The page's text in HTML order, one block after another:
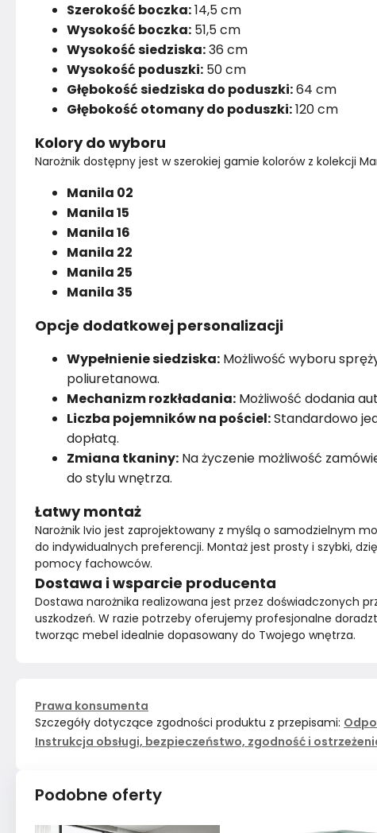
Szerokość boczka:14,5 cm
Wysokość boczka: 51,5 cm
Wysokość siedziska:36 cm
Wysokość poduszki: 50 cm
Głębokość siedziska do poduszki:64 cm
Głębokość otomany do poduszki:120 cm
Kolory do wyboru
Narożnik dostępny jest w szerokiej gamie kolorów z kolekcji
Manila 02
Manila 15
Manila 16
Manila 22
Manila 25
Manila 35
Opcje dodatkowej personalizacji
Wypełnienie siedziska: Możliwość wyboru
poliuretanowa.
Mechanizm rozkładania: Możliwość dodania
Liczba pojemników na pościel:Standardowo
dopłatą.
Zmiana tkaniny: Na życzenie możliwość
do stylu wnętrza.
Łatwy montaż
Narożnik Ivio jest zaprojektowany z myślą o samodzielnym
do indywidualnych preferencji. Montaż jest prosty i szybki,
pomocy fachowców.
Dostawa i wsparcie producenta
Dostawa narożnika realizowana jest przez doświadczonych
uszkodzeń. W razie potrzeby oferujemy profesjonalne
tworząc mebel idealnie dopasowany do Twojego wnętrza.
Prawa konsumenta
Szczegóły dotyczące zgodności produktu z przepisami:
Instrukcja obsługi, bezpieczeństwo, zgodność i
Podobne oferty